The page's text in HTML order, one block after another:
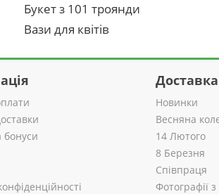
Букет з 101 троянди
Вази для квітів
бонуси
Доставка
Новинки
Весняна
14 Лютого
8 Березня
Співпраця
Фотографії